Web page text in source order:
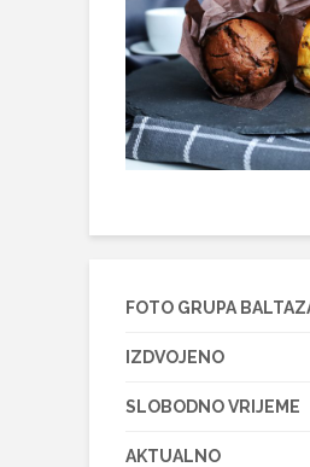
FOTO GRUPA
IZDVOJENO
SLOBODNO VRIJEME
AKTUALNO